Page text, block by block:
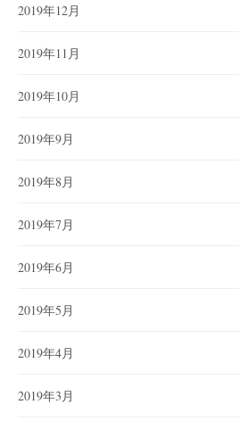
2019年12月
2019年11月
2019年10月
2019年9月
2019年8月
2019年7月
2019年6月
2019年5月
2019年4月
2019年3月